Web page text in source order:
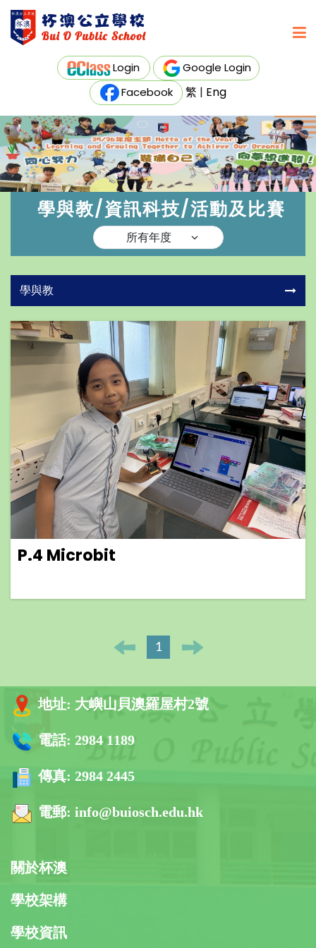
Login
Google Login
Facebook
繁 | Eng
學與教/資訊科技/活動及比賽
學與教
P.4 Microbit
1
地址: 大嶼山貝澳羅屋村2號
電話: 2984 1189
傳真: 2984 2445
電郵: info@buiosch.edu.hk
關於杯澳
學校架構
學校資訊